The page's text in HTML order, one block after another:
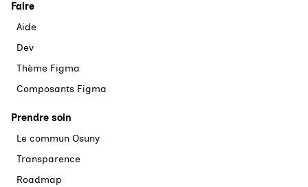
Faire
Aide
Dev
Thème Figma
Composants Figma
Prendre soin
Le commun Osuny
Transparence
Roadmap